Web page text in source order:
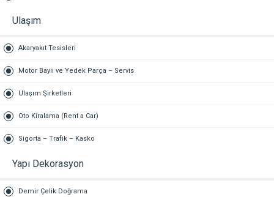
Ulaşım
Akaryakıt Tesisleri
Motor Bayii ve Yedek Parça – Servis
Ulaşım Şirketleri
Oto Kiralama (Rent a Car)
Sigorta – Trafik – Kasko
Yapı Dekorasyon
Demir Çelik Doğrama